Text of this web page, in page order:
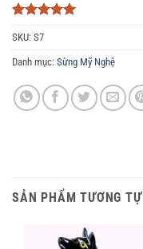
5trên 5
dựa trên
3
đánh giá
SKU: S7
Danh mục: Sừng Mỹ Nghệ
SẢN PHẨM TƯƠNG TỰ